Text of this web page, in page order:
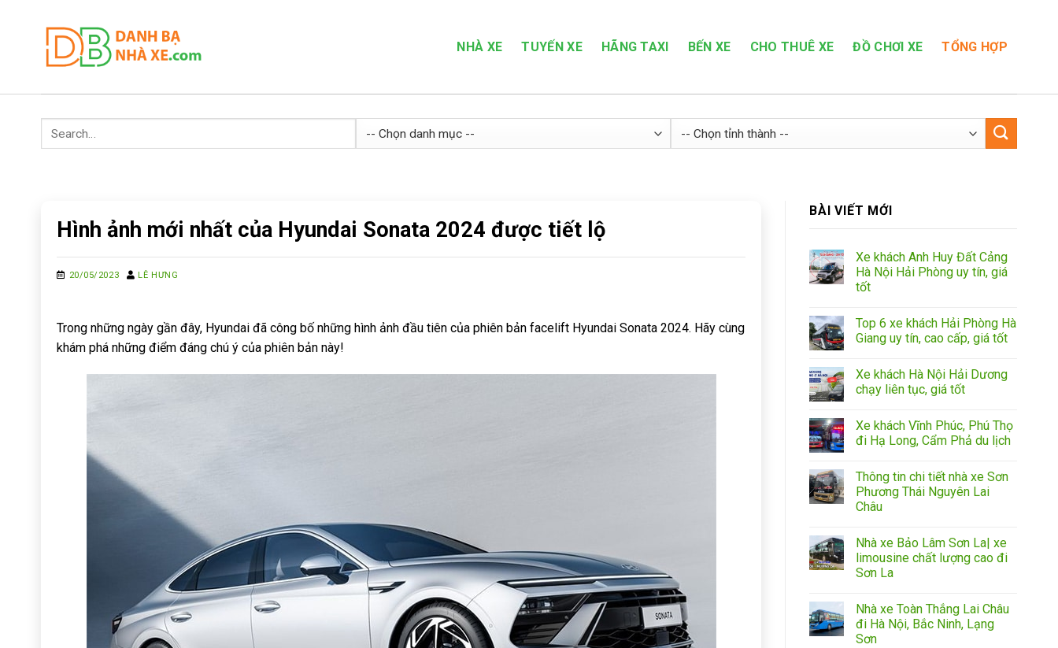
NHÀ XE TUYẾN XE HÃNG TAXI BẾN XE CHO THUÊ XE ĐỒ CHƠI XE TỔNG HỢP
Hình ảnh mới nhất của Hyundai Sonata 2024 được tiết lộ
20/05/2023 LÊ HƯNG
Trong những ngày gần đây, Hyundai đã công bố những hình ảnh đầu tiên của phiên bản facelift Hyundai Sonata 2024. Hãy cùng
khám phá những điểm đáng chú ý của phiên bản này!
BÀI VIẾT MỚI
Xe khách Anh Huy Đất Cảng
Hà Nội Hải Phòng uy tín, giá
tốt
Top 6 xe khách Hải Phòng Hà
Giang uy tín, cao cấp, giá tốt
Xe khách Hà Nội Hải Dương
chạy liên tục, giá tốt
Xe khách Vĩnh Phúc, Phú Thọ
đi Hạ Long, Cẩm Phả du lịch
Thông tin chi tiết nhà xe Sơn
Phương Thái Nguyên Lai
Châu
Nhà xe Bảo Lâm Sơn La| xe
limousine chất lượng cao đi
Sơn La
Nhà xe Toàn Thắng Lai Châu
đi Hà Nội, Bắc Ninh, Lạng
Sơn